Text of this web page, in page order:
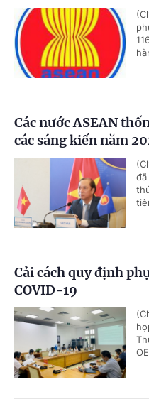
Các nước ASEAN
các sáng kiến năm
Cải cách quy định
COVID-19